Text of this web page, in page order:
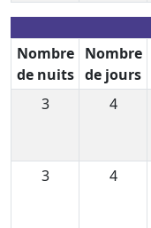
Nombre
de nuits
Nombre
de jours
3
4
3
4